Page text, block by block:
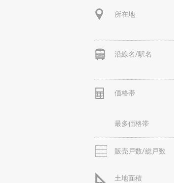
所在地
沿線名/駅名
価格帯
最多価格帯
販売戸数/総戸数
土地面積